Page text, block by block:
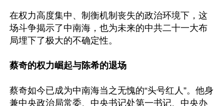
在权力高度集中、制衡机制丧失的政治环境下，这
场斗争揭示了中南海，也为未来的中共二十一大布
局埋下了极大的不确定性。
蔡奇的权力崛起与陈希的退场
蔡奇如今已成为中南海当之无愧的“头号红人”。他身
兼中央政治局常委、中央书记处第一书记、中央办